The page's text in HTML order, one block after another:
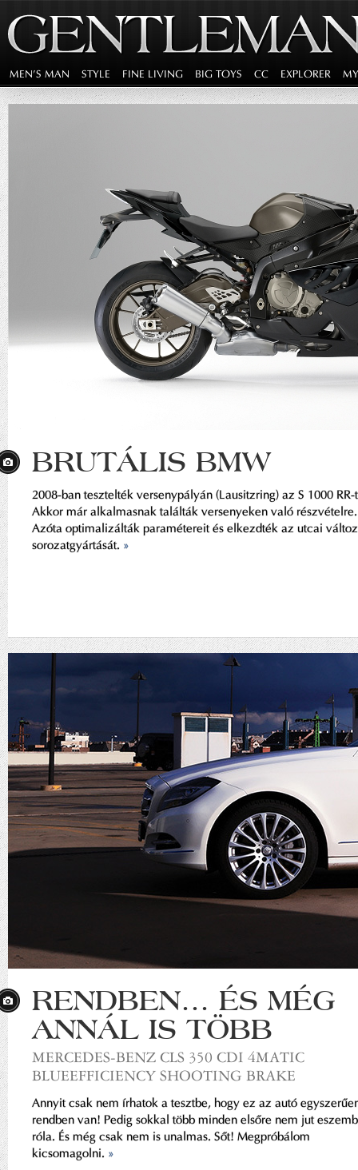
MEN'S MAN STYLE FINE LIVING BIG TOYS CC EXPLORER
BRUTÁLIS BMW
2008-ban tesztelték versenypályán (Lausitzring) az S 1000 RR-
Akkor már alkalmasnak találták versenyeken való részvételre.
Azóta optimalizálták paramétereit és elkezdték az utcai
sorozatgyártását. »
RENDBEN… ÉS MÉG
ANNÁL IS TÖBB
MERCEDES-BENZ CLS 350 CDI 4MATIC
BLUEEFFICIENCY SHOOTING BRAKE
Annyit csak nem írhatok a tesztbe, hogy ez az autó
rendben van! Pedig sokkal több minden elsőre nem jut
róla. És még csak nem is unalmas. Sőt! Megpróbálom
kicsomagolni. »